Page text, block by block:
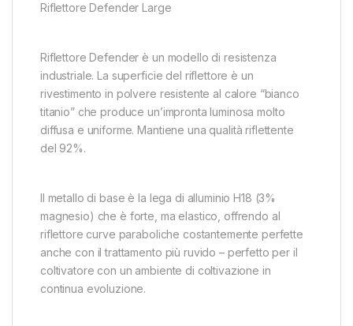
Riflettore Defender Large
Riflettore Defender è un modello di resistenza
industriale. La superficie del riflettore è un
rivestimento in polvere resistente al calore “bianco
titanio” che produce un’impronta luminosa molto
diffusa e uniforme. Mantiene una qualità riflettente
del 92%.
Il metallo di base è la lega di alluminio H18 (3%
magnesio) che è forte, ma elastico, offrendo al
riflettore curve paraboliche costantemente perfette
anche con il trattamento più ruvido – perfetto per il
coltivatore con un ambiente di coltivazione in
continua evoluzione.